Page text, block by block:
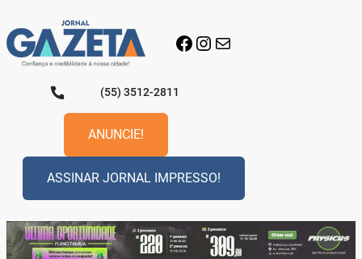
para
o
conteúdo
Facebook
Instagram
E-mail
(55) 3512-2811
ANUNCIE!
ASSINAR JORNAL IMPRESSO!